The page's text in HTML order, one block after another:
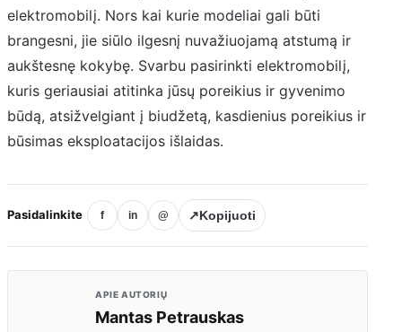
elektromobilį. Nors kai kurie modeliai gali būti
brangesni, jie siūlo ilgesnį nuvažiuojamą atstumą ir
aukštesnę kokybę. Svarbu pasirinkti elektromobilį,
kuris geriausiai atitinka jūsų poreikius ir gyvenimo
būdą, atsižvelgiant į biudžetą, kasdienius poreikius ir
būsimas eksploatacijos išlaidas.
Pasidalinkite f in @ ↗Kopijuoti
APIE AUTORIŲ
Mantas Petrauskas